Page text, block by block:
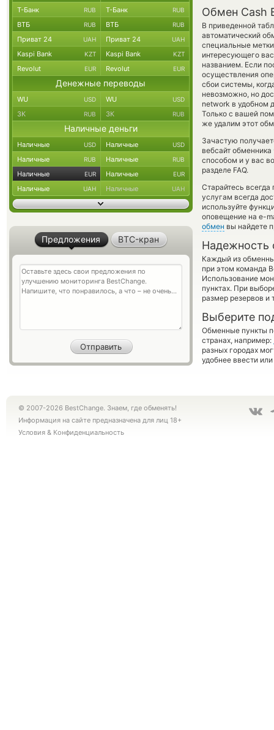
Обмен Cash
В приведенной
автоматический
специальные
интересующего
названием. Если
осуществления
сбои системы,
невозможно, но
network в удобном
Только с вашей
же удалим этот
Зачастую
вебсайт
способом и у вас
разделе FAQ.
Старайтесь
услугам всегда
используйте
оповещение на e-
обмен вы найдете
Надежность
Каждый из
при этом команда
Использование
пунктах. При
размер резервов и
Выберите
Обменные пункты
странах, например:
разных городах
удобнее ввести
Т-Банк RUB Т-Банк RUB
ВТБ RUB ВТБ RUB
Приват 24 UAH Приват 24 UAH
Kaspi Bank KZT Kaspi Bank KZT
Revolut EUR Revolut EUR
Денежные переводы
WU USD WU USD
ЗК RUB ЗК RUB
Наличные деньги
Наличные USD Наличные USD
Наличные RUB Наличные RUB
Наличные EUR Наличные EUR
Наличные UAH Наличные UAH
Предложения BTC-кран
© 2007-2026 BestChange. Знаем, где обменять!
Информация на сайте предназначена для лиц 18+
Условия & Конфиденциальность